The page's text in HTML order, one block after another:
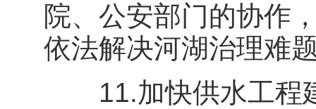
院、公安部门的协作
依法解决河湖治理难
11.加快供水工程